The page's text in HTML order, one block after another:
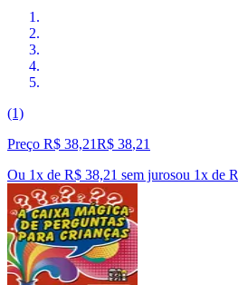
(1)
Preço R$ 38,21R$ 38,21
Ou 1x de R$ 38,21 sem jurosou 1x de